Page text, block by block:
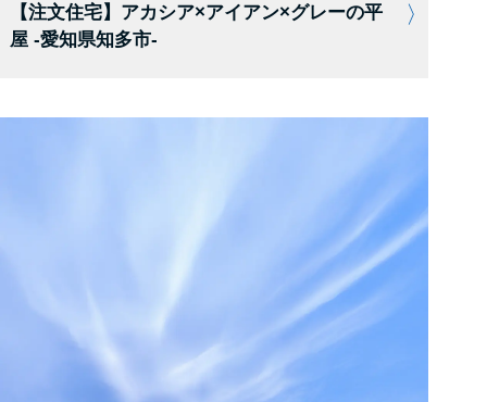
【注文住宅】アカシア×アイアン×グレーの平
屋 -愛知県知多市-